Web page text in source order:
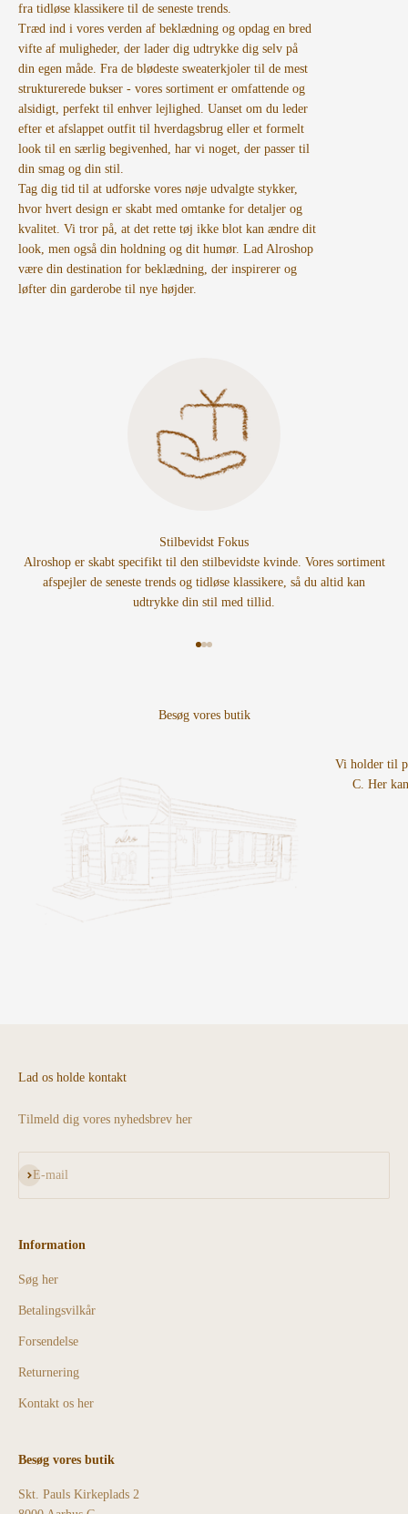
fra tidløse klassikere til de seneste trends.
Træd ind i vores verden af beklædning og opdag en bred
vifte af muligheder, der lader dig udtrykke dig selv på
din egen måde. Fra de blødeste sweaterkjoler til de mest
strukturerede bukser - vores sortiment er omfattende og
alsidigt, perfekt til enhver lejlighed. Uanset om du leder
efter et afslappet outfit til hverdagsbrug eller et formelt
look til en særlig begivenhed, har vi noget, der passer til
din smag og din stil.
Tag dig tid til at udforske vores nøje udvalgte stykker,
hvor hvert design er skabt med omtanke for detaljer og
kvalitet. Vi tror på, at det rette tøj ikke blot kan ændre dit
look, men også din holdning og dit humør. Lad Alroshop
være din destination for beklædning, der inspirerer og
løfter din garderobe til nye højder.
Stilbevidst Fokus
Alroshop er skabt specifikt til den stilbevidste kvinde. Vores sortiment
afspejler de seneste trends og tidløse klassikere, så du altid kan
udtrykke din stil med tillid.
Vi holder til
C. Her
Lad os holde kontakt
Tilmeld dig vores nyhedsbrev her
E-mail
Abonnér
Information
Søg her
Betalingsvilkår
Forsendelse
Returnering
Kontakt os her
Besøg vores butik
Skt. Pauls Kirkeplads 2